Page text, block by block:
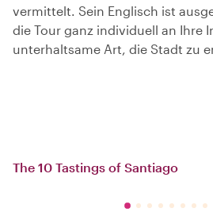
vermittelt. Sein Englisch ist
die Tour ganz individuell an Ihre
unterhaltsame Art, die Stadt zu
The 10 Tastings of Santiago